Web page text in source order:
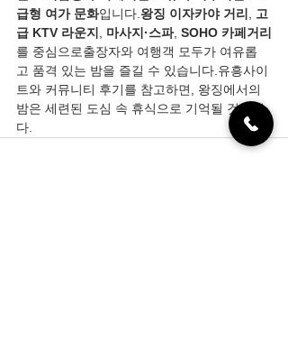
급형 여가 문화입니다. 왕징 이자카야 거리
고
급 KTV 라운지
마사지·스파, SOHO 카페거리
를 중심으로출장자와 여행객 모두가 여유롭
고 품격 있는 밤을 즐길 수 있습니다.유흥사이
트와 커뮤니티 후기를 참고하면, 왕징에서의
밤은 세련된 도심 속 휴식으로 기억될 것입니
다.